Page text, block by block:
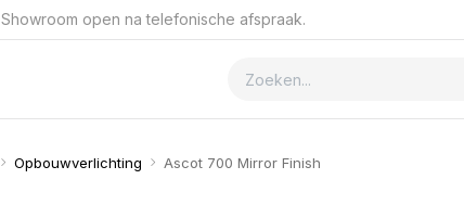
Showroom open na telefonische afspraak.
Opbouwverlichting Ascot 700 Mirror Finish